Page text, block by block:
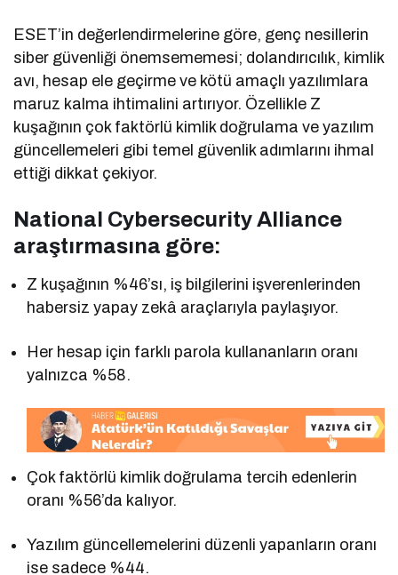
ESET’in değerlendirmelerine göre, genç nesillerin
siber güvenliği önemsememesi; dolandırıcılık, kimlik
avı, hesap ele geçirme ve kötü amaçlı yazılımlara
maruz kalma ihtimalini artırıyor. Özellikle Z
kuşağının çok faktörlü kimlik doğrulama ve yazılım
güncellemeleri gibi temel güvenlik adımlarını ihmal
ettiği dikkat çekiyor.
National Cybersecurity Alliance
araştırmasına göre:
Z kuşağının %46’sı, iş bilgilerini işverenlerinden
habersiz yapay zekâ araçlarıyla paylaşıyor.
Her hesap için farklı parola kullananların oranı
yalnızca %58.
Çok faktörlü kimlik doğrulama tercih edenlerin
oranı %56’da kalıyor.
Yazılım güncellemelerini düzenli yapanların oranı
ise sadece %44.